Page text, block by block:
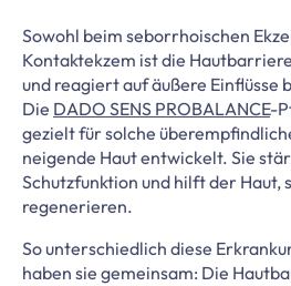
Sowohl beim seborrhoischen
Kontaktekzem ist die
und reagiert auf äußere Einflüsse
Die DADO SENS PROBALANCE-
gezielt für solche
neigende Haut entwickelt. Sie
Schutzfunktion und hilft der Haut,
regenerieren.
So unterschiedlich diese
haben sie gemeinsam: Die